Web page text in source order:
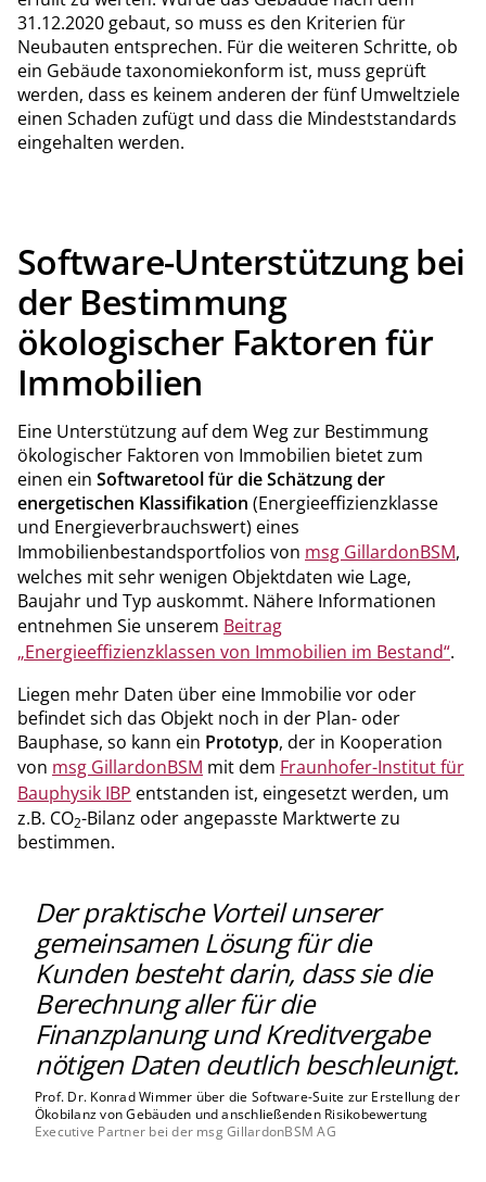
31.12.2020 gebaut, so muss es den Kriterien für
Neubauten entsprechen. Für die weiteren Schritte, ob
ein Gebäude taxonomiekonform ist, muss geprüft
werden, dass es keinem anderen der fünf Umweltziele
einen Schaden zufügt und dass die Mindeststandards
eingehalten werden.
Software-Unterstützung bei
der Bestimmung
ökologischer Faktoren für
Immobilien
Eine Unterstützung auf dem Weg zur Bestimmung
ökologischer Faktoren von Immobilien bietet zum
einen ein Softwaretool für die Schätzung der
energetischen Klassifikation (Energieeffizienzklasse
und Energieverbrauchswert) eines
Immobilienbestandsportfolios von msg GillardonBSM,
welches mit sehr wenigen Objektdaten wie Lage,
Baujahr und Typ auskommt. Nähere Informationen
entnehmen Sie unserem Beitrag
„Energieeffizienzklassen von Immobilien im Bestand“.
Liegen mehr Daten über eine Immobilie vor oder
befindet sich das Objekt noch in der Plan- oder
Bauphase, so kann ein Prototyp, der in Kooperation
von msg GillardonBSM mit dem Fraunhofer-Institut für
Bauphysik IBP entstanden ist, eingesetzt werden, um
z.B. CO2-Bilanz oder angepasste Marktwerte zu
bestimmen.
Der praktische Vorteil unserer
gemeinsamen Lösung für die
Kunden besteht darin, dass sie die
Berechnung aller für die
Finanzplanung und Kreditvergabe
nötigen Daten deutlich beschleunigt.
Prof. Dr. Konrad Wimmer über die Software-Suite zur Erstellung der
Ökobilanz von Gebäuden und anschließenden Risikobewertung
Executive Partner bei der msg GillardonBSM AG